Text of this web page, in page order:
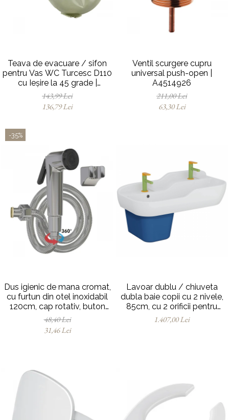
Baterii pentru bideu
Robinete masina de spalat
Teava de evacuare / sifon
pentru Vas WC Turcesc D110
cu Ieșire la 45 grade |
MP010153905
143,99 Lei
136,79 Lei
Ventil scurgere cupru
universal push-open |
A4514926
211,00 Lei
63,30 Lei
-35%
Dus igienic de mana cromat,
cu furtun din otel inoxidabil
120cm, cap rotativ, buton
actionare pe partea inferioara
| 3029
48,40 Lei
31,46 Lei
Lavoar dublu / chiuveta
dubla baie copii cu 2 nivele,
85cm, cu 2 orificii pentru
baterie, cu orificiul preaplin |
7351B003-1740
1.407,00 Lei